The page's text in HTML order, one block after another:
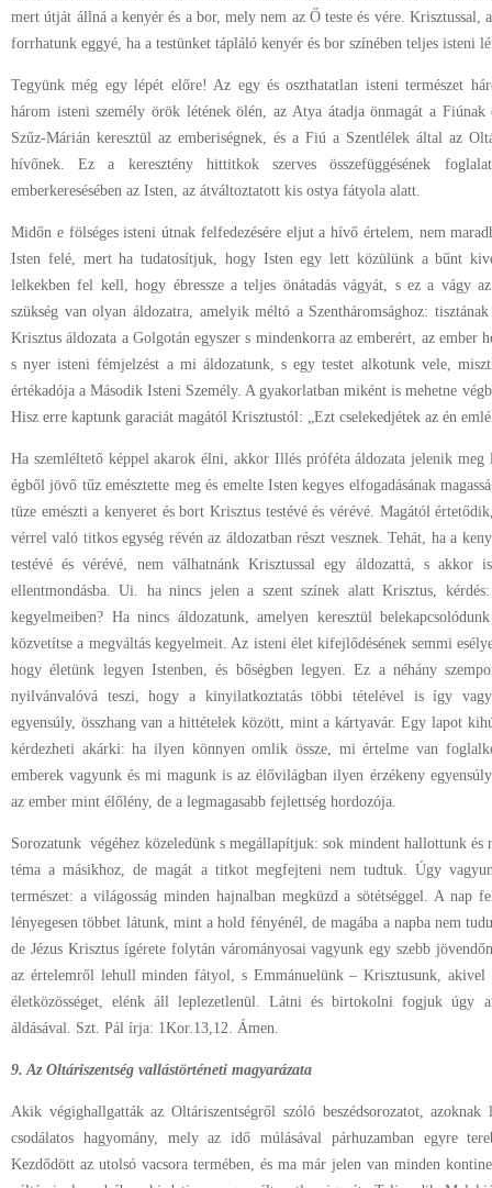
mert útját állná a kenyér és a bor, mely nem az Ő teste és vére. Krisztussal,
forrhatunk eggyé, ha a testünket tápláló kenyér és bor színében teljes isteni
Tegyünk még egy lépét előre! Az egy és oszthatatlan isteni természet
három isteni személy örök létének ölén, az Atya átadja önmagát a
Szűz-Márián keresztül az emberiségnek, és a Fiú a Szentlélek által az
hívőnek. Ez a keresztény hittitkok szerves összefüggésének
emberkeresésében az Isten, az átváltoztatott kis ostya fátyola alatt.
Midőn e fölséges isteni útnak felfedezésére eljut a hívő értelem, nem
Isten felé, mert ha tudatosítjuk, hogy Isten egy lett közülünk a bűnt
lelkekben fel kell, hogy ébressze a teljes önátadás vágyát, s ez a vágy
szükség van olyan áldozatra, amelyik méltó a Szentháromsághoz:
Krisztus áldozata a Golgotán egyszer s mindenkorra az emberért, az ember
s nyer isteni fémjelzést a mi áldozatunk, s egy testet alkotunk vele,
értékadója a Második Isteni Személy. A gyakorlatban miként is mehetne
Hisz erre kaptunk garaciát magától Krisztustól: „Ezt cselekedjétek az én
Ha szemléltető képpel akarok élni, akkor Illés próféta áldozata jelenik
égből jövő tűz emésztette meg és emelte Isten kegyes elfogadásának
tüze emészti a kenyeret és bort Krisztus testévé és vérévé. Magától
vérrel való titkos egység révén az áldozatban részt vesznek. Tehát, ha a
testévé és vérévé, nem válhatnánk Krisztussal egy áldozattá, s akkor
ellentmondásba. Ui. ha nincs jelen a szent színek alatt Krisztus,
kegyelmeiben? Ha nincs áldozatunk, amelyen keresztül
közvetítse a megváltás kegyelmeit. Az isteni élet kifejlődésének semmi
hogy életünk legyen Istenben, és bőségben legyen. Ez a néhány
nyilvánvalóvá teszi, hogy a kinyilatkoztatás többi tételével is így
egyensúly, összhang van a hittételek között, mint a kártyavár. Egy lapot
kérdezheti akárki: ha ilyen könnyen omlik össze, mi értelme van
emberek vagyunk és mi magunk is az élővilágban ilyen érzékeny
az ember mint élőlény, de a legmagasabb fejlettség hordozója.
Sorozatunk végéhez közeledünk s megállapítjuk: sok mindent hallottunk és
téma a másikhoz, de magát a titkot megfejteni nem tudtuk. Úgy
természet: a világosság minden hajnalban megküzd a sötétséggel. A nap
lényegesen többet látunk, mint a hold fényénél, de magába a napba nem
de Jézus Krisztus ígérete folytán várományosai vagyunk egy szebb
az értelemről lehull minden fátyol, s Emmánuelünk – Krisztusunk, akivel
életközösséget, elénk áll leplezetlenül. Látni és birtokolni fogjuk úgy
áldásával. Szt. Pál írja: 1Kor.13,12. Ámen.
9. Az Oltáriszentség vallástörténeti magyarázata
Akik végighallgatták az Oltáriszentségről szóló beszédsorozatot,
csodálatos hagyomány, mely az idő múlásával párhuzamban egyre
Kezdődött az utolsó vacsora termében, és ma már jelen van minden